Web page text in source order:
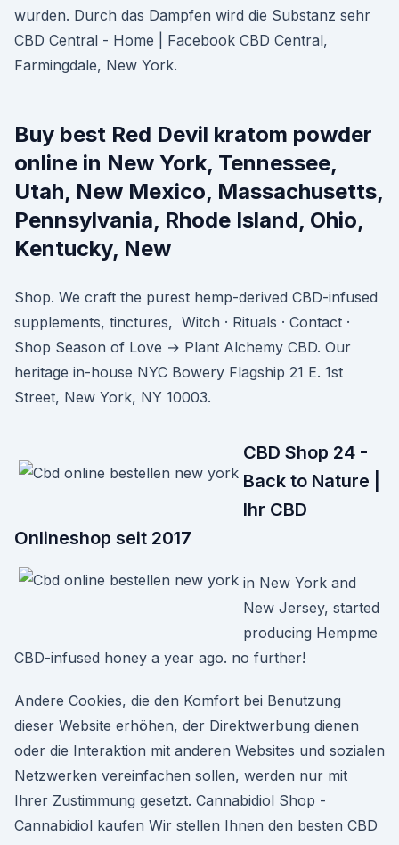
wurden. Durch das Dampfen wird die Substanz sehr
CBD Central - Home | Facebook CBD Central,
Farmingdale, New York.
Buy best Red Devil kratom powder
online in New York, Tennessee,
Utah, New Mexico, Massachusetts,
Pennsylvania, Rhode Island, Ohio,
Kentucky, New
Shop. We craft the purest hemp-derived CBD-infused
supplements, tinctures, Witch · Rituals · Contact ·
Shop Season of Love → Plant Alchemy CBD. Our
heritage in-house NYC Bowery Flagship 21 E. 1st
Street, New York, NY 10003.
CBD Shop 24 -
Back to Nature |
Ihr CBD
Onlineshop seit 2017
in New York and
New Jersey, started
producing Hempme
CBD-infused honey a year ago. no further!
Andere Cookies, die den Komfort bei Benutzung
dieser Website erhöhen, der Direktwerbung dienen
oder die Interaktion mit anderen Websites und sozialen
Netzwerken vereinfachen sollen, werden nur mit
Ihrer Zustimmung gesetzt. Cannabidiol Shop -
Cannabidiol kaufen Wir stellen Ihnen den besten CBD